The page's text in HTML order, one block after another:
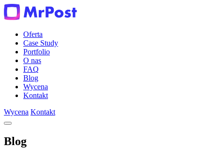
Oferta
Case Study
Portfolio
O nas
FAQ
Blog
Wycena
Kontakt
Wycena Kontakt
Blog